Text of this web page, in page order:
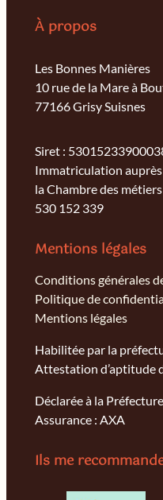
À propos
Les Bonnes Manières
10 rue de la Mare à
77166 Grisy Suisnes
Siret :
Immatriculation
la Chambre des
530 152 339
Mentions légales
Conditions générales
Politique de
Mentions légales
Habilitée par la
Attestation d’aptitude
Déclarée à la
Assurance : AXA
Ils me